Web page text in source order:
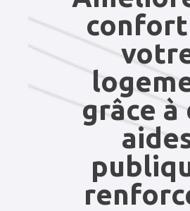
grâce à